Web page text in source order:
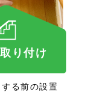
り付け
る前の設置